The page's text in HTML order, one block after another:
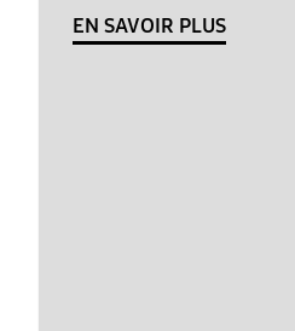
EN SAVOIR PLUS